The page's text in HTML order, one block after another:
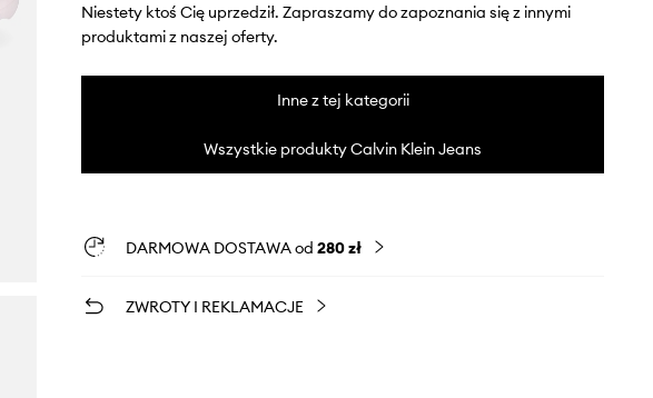
Niestety ktoś Cię uprzedził. Zapraszamy do zapoznania się z innymi
produktami z naszej oferty.
Inne z tej kategorii
Wszystkie produkty Calvin Klein Jeans
DARMOWA DOSTAWA od 280 zł
ZWROTY I REKLAMACJE